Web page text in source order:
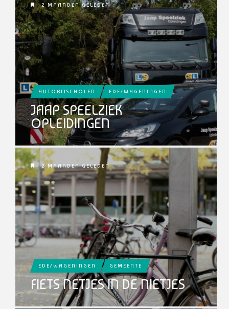
2 MAANDEN GELEDEN
AUTORIJSCHOLEN EDE/WAGENINGEN
JAAP SPEELZIEK
OPLEIDINGEN
2 MAANDEN GELEDEN
EDE/WAGENINGEN GEMEENTE
FIETS NETJES IN DE NIETJES